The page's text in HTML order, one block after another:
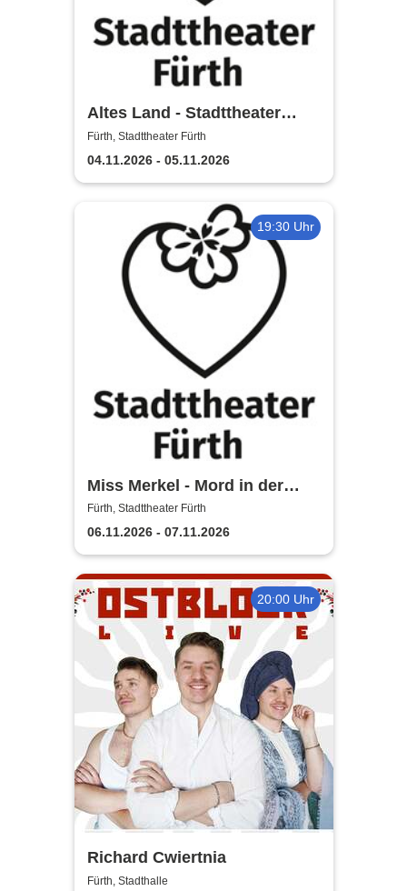
Altes Land - Stadttheater
Fürth
Fürth, Stadttheater Fürth
04.11.2026 - 05.11.2026
19:30 Uhr
Miss Merkel - Mord in der
Uckermark | Stadttheater
Fürth
Fürth, Stadttheater Fürth
06.11.2026 - 07.11.2026
20:00 Uhr
Richard Cwiertnia
Fürth, Stadthalle